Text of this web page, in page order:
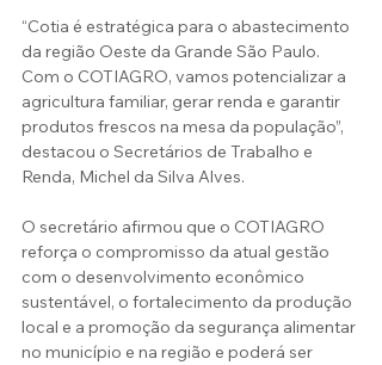
“Cotia é estratégica para o abastecimento
da região Oeste da Grande São Paulo.
Com o COTIAGRO, vamos potencializar a
agricultura familiar, gerar renda e garantir
produtos frescos na mesa da população”,
destacou o Secretários de Trabalho e
Renda, Michel da Silva Alves.
O secretário afirmou que o COTIAGRO
reforça o compromisso da atual gestão
com o desenvolvimento econômico
sustentável, o fortalecimento da produção
local e a promoção da segurança alimentar
no município e na região e poderá ser